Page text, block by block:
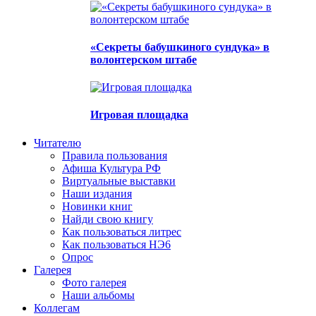
«Секреты бабушкиного сундука» в
волонтерском штабе
Игровая площадка
Читателю
Правила пользования
Афиша Культура РФ
Виртуальные выставки
Наши издания
Новинки книг
Найди свою книгу
Как пользоваться литрес
Как пользоваться НЭ6
Опрос
Галерея
Фото галерея
Наши альбомы
Коллегам